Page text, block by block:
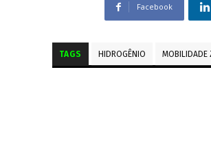
Facebook
TAGS HIDROGÊNIO MOBILIDADE